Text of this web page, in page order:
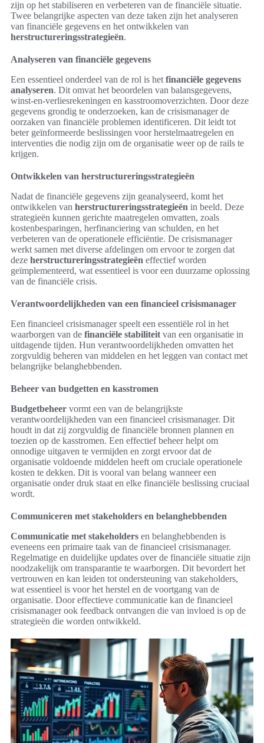
zijn op het stabiliseren en verbeteren van de financiële situatie.
Twee belangrijke aspecten van deze taken zijn het analyseren
van financiële gegevens en het ontwikkelen van
herstructureringsstrategieën.
Analyseren van financiële gegevens
Een essentieel onderdeel van de rol is het financiële gegevens
analyseren. Dit omvat het beoordelen van balansgegevens,
winst-en-verliesrekeningen en kasstroomoverzichten. Door deze
gegevens grondig te onderzoeken, kan de crisismanager de
oorzaken van financiële problemen identificeren. Dit leidt tot
beter geïnformeerde beslissingen voor herstelmaatregelen en
interventies die nodig zijn om de organisatie weer op de rails te
krijgen.
Ontwikkelen van herstructureringsstrategieën
Nadat de financiële gegevens zijn geanalyseerd, komt het
ontwikkelen van herstructureringsstrategieën in beeld. Deze
strategieën kunnen gerichte maatregelen omvatten, zoals
kostenbesparingen, herfinanciering van schulden, en het
verbeteren van de operationele efficiëntie. De crisismanager
werkt samen met diverse afdelingen om ervoor te zorgen dat
deze herstructureringsstrategieën effectief worden
geïmplementeerd, wat essentieel is voor een duurzame oplossing
van de financiële crisis.
Verantwoordelijkheden van een financieel crisismanager
Een financieel crisismanager speelt een essentiële rol in het
waarborgen van de financiële stabiliteit van een organisatie in
uitdagende tijden. Hun verantwoordelijkheden omvatten het
zorgvuldig beheren van middelen en het leggen van contact met
belangrijke belanghebbenden.
Beheer van budgetten en kasstromen
Budgetbeheer vormt een van de belangrijkste
verantwoordelijkheden van een financieel crisismanager. Dit
houdt in dat zij zorgvuldig de financiële bronnen plannen en
toezien op de kasstromen. Een effectief beheer helpt om
onnodige uitgaven te vermijden en zorgt ervoor dat de
organisatie voldoende middelen heeft om cruciale operationele
kosten te dekken. Dit is vooral van belang wanneer een
organisatie onder druk staat en elke financiële beslissing cruciaal
wordt.
Communiceren met stakeholders en belanghebbenden
Communicatie met stakeholders en belanghebbenden is
eveneens een primaire taak van de financieel crisismanager.
Regelmatige en duidelijke updates over de financiële situatie zijn
noodzakelijk om transparantie te waarborgen. Dit bevordert het
vertrouwen en kan leiden tot ondersteuning van stakeholders,
wat essentieel is voor het herstel en de voortgang van de
organisatie. Door effectieve communicatie kan de financieel
crisismanager ook feedback ontvangen die van invloed is op de
strategieën die worden ontwikkeld.